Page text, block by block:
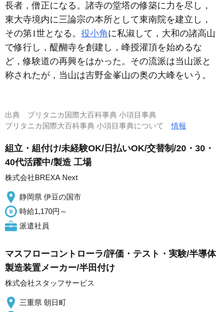
長者，僧正になる。諸寺の堂塔の修築に力を尽し，
東大寺境内に三論宗の本所として東南院を建立し，
その第1世となる。 役小角 に私淑して，大和の諸高山
で修行し，醍醐寺を創建し，峰授灌頂を始めるな
ど，修験道の再興をはかった。その流派は当山派と
称されたが，当山は吉野金峯山の奥の大峰をいう。
出典 ブリタニカ国際大百科事典 小項目事典
ブリタニカ国際大百科事典 小項目事典について情報
組立・組付け/未経験OK/日払いOK/交替制/20・30・
40代活躍中/製造 工場
株式会社BREXA Next
静岡県 伊豆の国市
時給1,170円～
派遣社員
マスフローコントローラ/評価・テスト・実験/半導体
製造装置メーカー/半田付け
株式会社スタッフサービス
三重県 朝日町